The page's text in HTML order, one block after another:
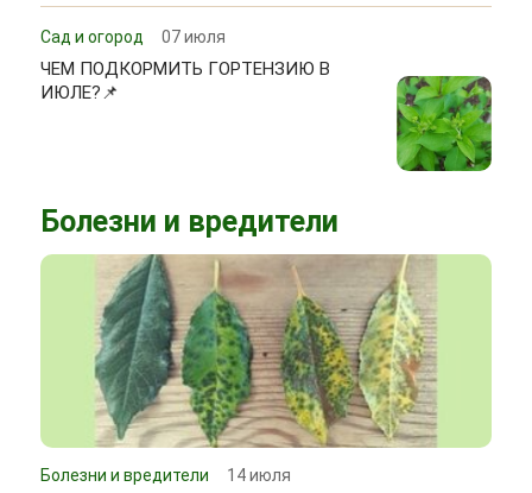
Сад и огород 07 июля
ЧЕМ ПОДКОРМИТЬ ГОРТЕНЗИЮ В
ИЮЛЕ?📌
Болезни и вредители
Болезни и вредители 14 июля